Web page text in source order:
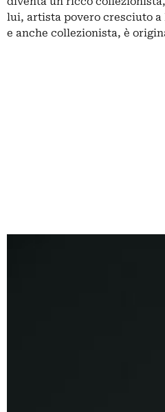
lui, artista povero cresciuto
e anche collezionista, è